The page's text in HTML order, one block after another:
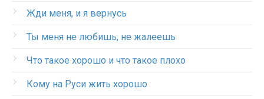
Жди меня, и я вернусь
Ты меня не любишь, не жалеешь
Что такое хорошо и что такое плохо
Кому на Руси жить хорошо